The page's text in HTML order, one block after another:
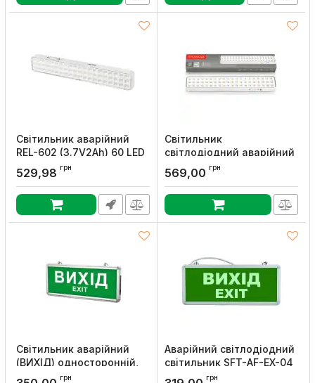
Світильник аварійний
REL-602 (3.7V2Ah) 60 LED
4Вт 342x55x30
акумуляторний, DeLux
Артикул:90021261
529,98 грн
Світильник
світлодіодний аварійний
60 LED 6500К, TITANUM
Артикул:
569,00 грн
Світильник аварійний
(ВИХІД) односторонній,
TITANUMгрн
Аварійний світлодіодний
світильник SFT-AF-EX-04
"Вихід" акумуляторний
грн